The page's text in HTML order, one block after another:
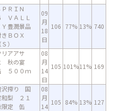
ＰＲＩＮ
ＶＡＬＬ
Ｙ豊潤景品
きＢＯＸ
（Ｓ）
09
月
18
日
106 77% 13% 740
リアアサ
秋の宴
５００ｍ
08
月
14
日
105 101%11% 169
沢搾り 国
和梨 ２１
限定 缶
08
月
14
105 84% 13% 127